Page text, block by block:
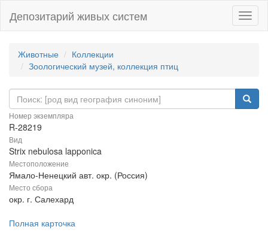
Депозитарий живых систем
Животные
Коллекции
Зоологический музей, коллекция птиц
Номер экземпляра
R-28219
Вид
Strix nebulosa lapponica
Местоположение
Ямало-Ненецкий авт. окр. (Россия)
Место сбора
окр. г. Салехард
Полная карточка